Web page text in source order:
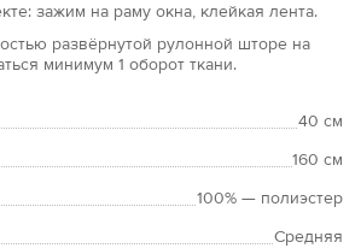
зажим на раму окна, клейкая лента.
развёрнутой рулонной шторе на
минимум 1 оборот ткани.
40 см
160 см
100% — полиэстер
Средняя